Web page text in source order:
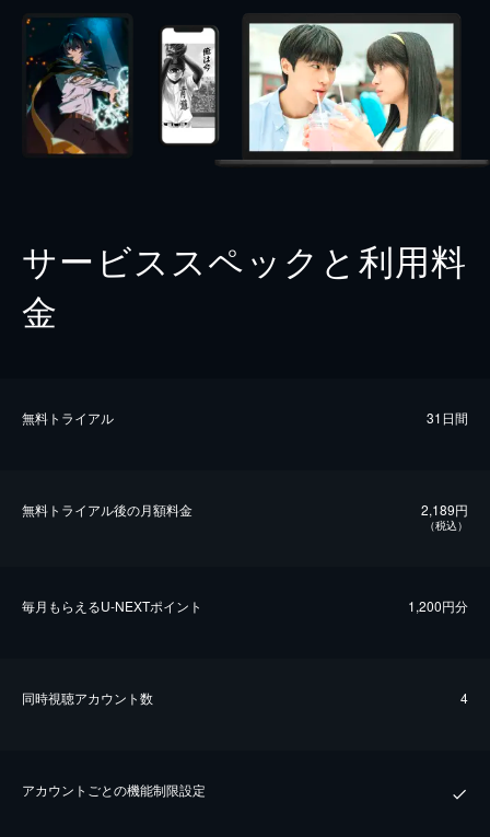
サービススペックと利用料
金
無料トライアル 31日間
無料トライアル後の⽉額料金 2,189円
（税込）
毎⽉もらえるU-NEXTポイント 1,200円分
同時視聴アカウント数 4
アカウントごとの機能制限設定